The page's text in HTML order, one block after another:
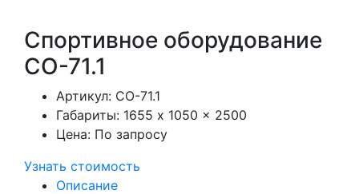
Спортивное оборудование
СО-71.1
Артикул: СО-71.1
Габариты: 1655 x 1050 x 2500
Цена: По запросу
Узнать стоимость
Описание